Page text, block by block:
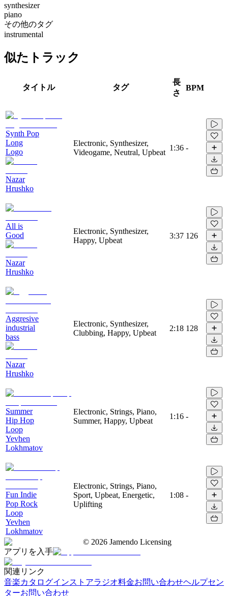
synthesizer
piano
その他のタグ
instrumental
似たトラック
タイトル タグ
長
さ
BPM
Synth Pop
Long
Logo
Nazar
Hrushko
Electronic, Synthesizer,
Videogame, Neutral, Upbeat
1:36 -
All is
Good
Nazar
Hrushko
Electronic, Synthesizer,
Happy, Upbeat
3:37 126
Aggresive
industrial
bass
Nazar
Hrushko
Electronic, Synthesizer,
Clubbing, Happy, Upbeat
2:18 128
Summer
Hip Hop
Loop
Yevhen
Lokhmatov
Electronic, Strings, Piano,
Summer, Happy, Upbeat
1:16 -
Fun Indie
Pop Rock
Loop
Yevhen
Lokhmatov
Electronic, Strings, Piano,
Sport, Upbeat, Energetic,
Uplifting
1:08 -
© 2026 Jamendo Licensing
アプリを入手
関連リンク
音楽カタログインストアラジオ料金お問い合わせヘルプセン
ターお問い合わせ